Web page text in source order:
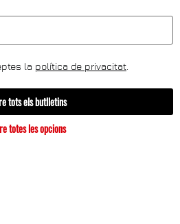
la política de privacitat
tots els butlletins
totes les opcions